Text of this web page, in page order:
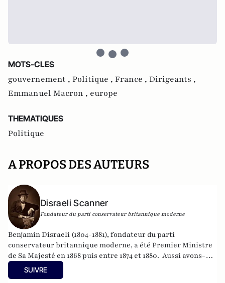
MOTS-CLES
gouvernement , Politique , France , Dirigeants ,
Emmanuel Macron , europe
THEMATIQUES
Politique
A PROPOS DES AUTEURS
Disraeli Scanner
Fondateur du parti conservateur britannique moderne
Benjamin Disraeli (1804-1881), fondateur du parti
conservateur britannique moderne, a été Premier Ministre
de Sa Majesté en 1868 puis entre 1874 et 1880. Aussi avons-
nous été quelque peu surpris de recevoir, depuis quelques
semaines, des "lettres de Londres" signées par un
SUIVRE